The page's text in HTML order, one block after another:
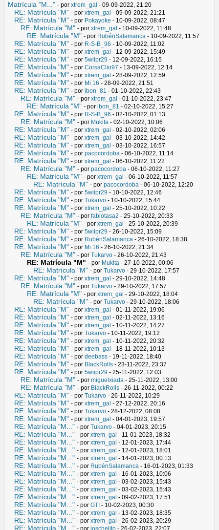
Matrícula "M..." - por xtrem_gal - 09-09-2022, 21:20
RE: Matrícula "M" - por xtrem_gal - 09-09-2022, 21:21
RE: Matrícula "M" - por Pokayoke - 10-09-2022, 08:47
RE: Matrícula "M" - por xtrem_gal - 10-09-2022, 11:48
RE: Matrícula "M" - por RubénSalamanca - 10-09-2022, 11:57
RE: Matrícula "M" - por R-S-B_96 - 10-09-2022, 11:02
RE: Matrícula "M" - por xtrem_gal - 12-09-2022, 15:49
RE: Matrícula "M" - por 5wiipr29 - 12-09-2022, 16:15
RE: Matrícula "M" - por CorsaClio97 - 13-09-2022, 12:14
RE: Matrícula "M" - por xtrem_gal - 28-09-2022, 12:59
RE: Matrícula "M" - por Mi 16 - 28-09-2022, 21:51
RE: Matrícula "M" - por ibon_81 - 01-10-2022, 22:43
RE: Matrícula "M" - por xtrem_gal - 01-10-2022, 23:47
RE: Matrícula "M" - por ibon_81 - 02-10-2022, 15:27
RE: Matrícula "M" - por R-S-B_96 - 02-10-2022, 01:13
RE: Matrícula "M" - por Mukita - 02-10-2022, 10:06
RE: Matrícula "M" - por xtrem_gal - 02-10-2022, 02:06
RE: Matrícula "M" - por xtrem_gal - 03-10-2022, 14:42
RE: Matrícula "M" - por xtrem_gal - 03-10-2022, 16:57
RE: Matrícula "M" - por pacocordoba - 06-10-2022, 11:14
RE: Matrícula "M" - por xtrem_gal - 06-10-2022, 11:22
RE: Matrícula "M" - por pacocordoba - 06-10-2022, 11:27
RE: Matrícula "M" - por xtrem_gal - 06-10-2022, 11:57
RE: Matrícula "M" - por pacocordoba - 06-10-2022, 12:20
RE: Matrícula "M" - por 5wiipr29 - 10-10-2022, 12:46
RE: Matrícula "M" - por Tukarvo - 10-10-2022, 15:44
RE: Matrícula "M" - por xtrem_gal - 25-10-2022, 10:22
RE: Matrícula "M" - por fabiotasa2 - 25-10-2022, 20:33
RE: Matrícula "M" - por xtrem_gal - 25-10-2022, 20:39
RE: Matrícula "M" - por 5wiipr29 - 26-10-2022, 15:09
RE: Matrícula "M" - por RubénSalamanca - 26-10-2022, 18:38
RE: Matrícula "M" - por Mi 16 - 26-10-2022, 21:34
RE: Matrícula "M" - por Tukarvo - 26-10-2022, 21:43
RE: Matrícula "M" - por Mukita - 27-10-2022, 00:06
RE: Matrícula "M" - por Tukarvo - 29-10-2022, 17:57
RE: Matrícula "M" - por xtrem_gal - 29-10-2022, 14:48
RE: Matrícula "M" - por Tukarvo - 29-10-2022, 17:57
RE: Matrícula "M" - por xtrem_gal - 29-10-2022, 18:04
RE: Matrícula "M" - por Tukarvo - 29-10-2022, 18:06
RE: Matrícula "M" - por xtrem_gal - 01-11-2022, 19:06
RE: Matrícula "M" - por xtrem_gal - 02-11-2022, 13:16
RE: Matrícula "M" - por xtrem_gal - 10-11-2022, 14:27
RE: Matrícula "M" - por Tukarvo - 10-11-2022, 19:12
RE: Matrícula "M" - por xtrem_gal - 10-11-2022, 20:32
RE: Matrícula "M" - por xtrem_gal - 18-11-2022, 10:13
RE: Matrícula "M" - por deebass - 19-11-2022, 18:40
RE: Matrícula "M" - por BlackRolls - 23-11-2022, 23:37
RE: Matrícula "M" - por 5wiipr29 - 25-11-2022, 12:03
RE: Matrícula "M" - por miguelxiada - 25-11-2022, 13:00
RE: Matrícula "M" - por BlackRolls - 26-11-2022, 00:22
RE: Matrícula "M" - por Tukarvo - 26-11-2022, 10:29
RE: Matrícula "M" - por xtrem_gal - 27-12-2022, 20:16
RE: Matrícula "M" - por Tukarvo - 28-12-2022, 08:08
RE: Matrícula "M" - por xtrem_gal - 04-01-2023, 19:57
RE: Matrícula "M..." - por Tukarvo - 04-01-2023, 20:15
RE: Matrícula "M..." - por xtrem_gal - 11-01-2023, 18:32
RE: Matrícula "M..." - por xtrem_gal - 12-01-2023, 17:44
RE: Matrícula "M..." - por xtrem_gal - 12-01-2023, 18:01
RE: Matrícula "M..." - por xtrem_gal - 14-01-2023, 00:13
RE: Matrícula "M..." - por RubénSalamanca - 16-01-2023, 01:33
RE: Matrícula "M..." - por xtrem_gal - 16-01-2023, 10:06
RE: Matrícula "M..." - por xtrem_gal - 03-02-2023, 15:43
RE: Matrícula "M..." - por xtrem_gal - 03-02-2023, 15:43
RE: Matrícula "M..." - por xtrem_gal - 09-02-2023, 17:51
RE: Matrícula "M..." - por GTI - 10-02-2023, 00:30
RE: Matrícula "M..." - por xtrem_gal - 13-02-2023, 18:35
RE: Matrícula "M..." - por xtrem_gal - 26-02-2023, 20:29
RE: Matrícula "M..." - por joschelito - 26-02-2023, 22:07